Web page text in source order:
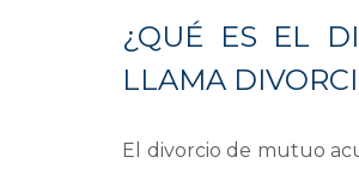
¿QUÉ ES EL
LLAMA
El divorcio de mutuo